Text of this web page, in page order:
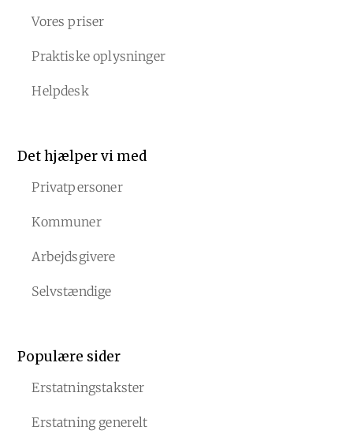
Vores priser
Praktiske oplysninger
Helpdesk
Det hjælper vi med
Privatpersoner
Kommuner
Arbejdsgivere
Selvstændige
Populære sider
Erstatningstakster
Erstatning generelt